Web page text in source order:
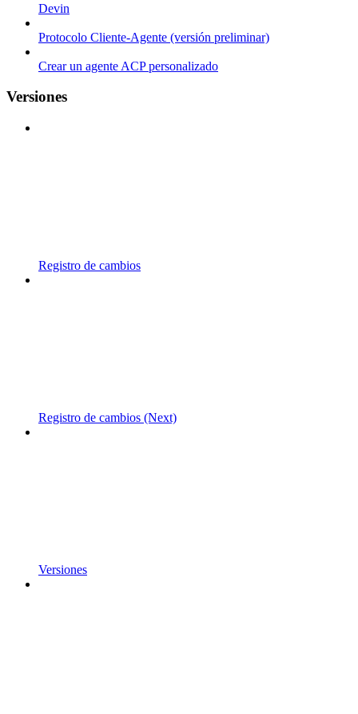
Devin
Protocolo Cliente-Agente (versión preliminar)
Crear un agente ACP personalizado
Versiones
Registro de cambios
Registro de cambios (Next)
Versiones